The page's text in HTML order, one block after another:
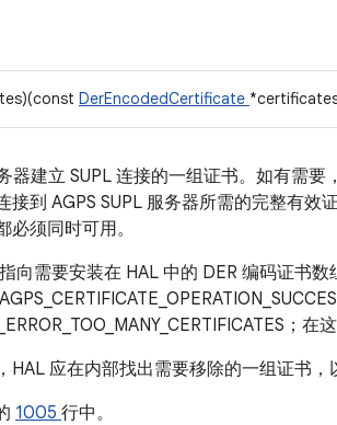
DerEncodedCertificate
器建立 SUPL 连接的一组证书。如有需
接到 AGPS SUPL 服务器所需的完整有
须同时可用。
向需要安装在 HAL 中的 DER 编码证书
；
HAL 应在内部找出需要移除的一组证书，
1005 行中。